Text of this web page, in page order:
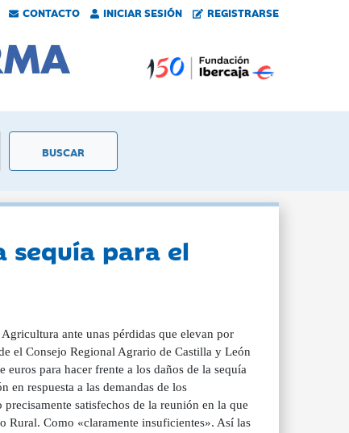
CONTACTO INICIAR SESIÓN REGISTRARSE
sequía para el
ante unas pérdidas que elevan por
el Consejo Regional Agrario de Castilla y León
para hacer frente a los daños de la sequía
en respuesta a las demandas de los
satisfechos de la reunión en la que
Rural. Como «claramente insuficientes». Así las